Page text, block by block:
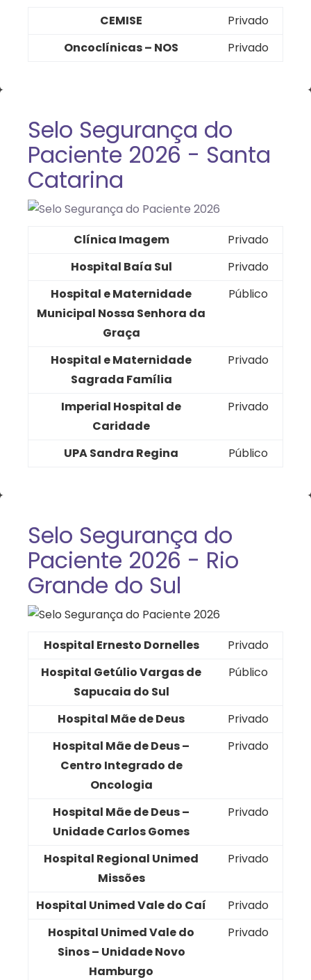
CEMISE
Privado
Oncoclínicas – NOS
Privado
Selo Segurança do
Paciente 2026 - Santa
Catarina
Clínica Imagem
Privado
Hospital Baía Sul
Privado
Hospital e Maternidade
Municipal Nossa Senhora da
Graça
Público
Hospital e Maternidade
Sagrada Família
Privado
Imperial Hospital de
Caridade
Privado
UPA Sandra Regina Público
Selo Segurança do
Paciente 2026 - Rio
Grande do Sul
Hospital Ernesto Dornelles
Privado
Hospital Getúlio Vargas de
Sapucaia do Sul
Público
Hospital Mãe de Deus
Privado
Hospital Mãe de Deus –
Centro Integrado de
Oncologia
Privado
Hospital Mãe de Deus –
Unidade Carlos Gomes
Privado
Hospital Regional Unimed
Missões
Privado
Hospital Unimed Vale do Caí
Privado
Hospital Unimed Vale do
Sinos – Unidade Novo
Hamburgo
Privado